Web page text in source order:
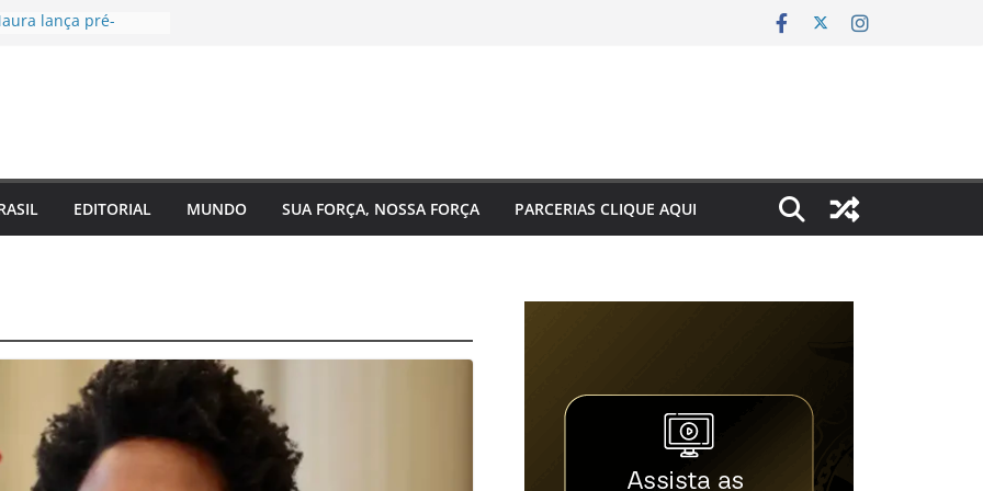
lança pré-
social
EUA e Bélgica
Eixo 2 do Plano
Amazonas e reforça
o
do estado
reforma urgente
ônibus e
para
em Manaus
EDITORIAL MUNDO SUA FORÇA, NOSSA FORÇA PARCERIAS CLIQUE AQUI